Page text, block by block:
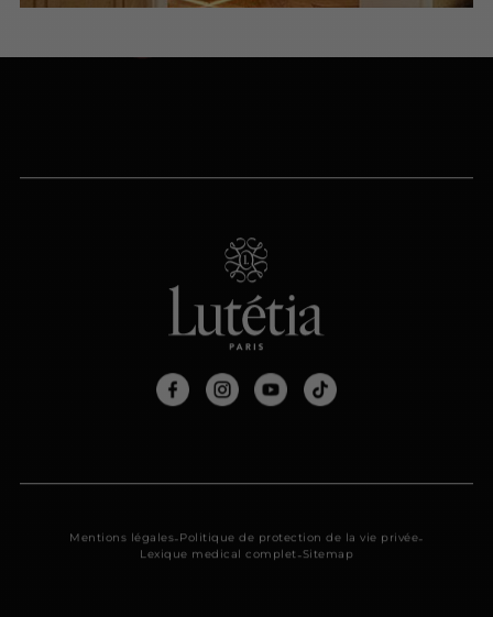
Mentions légales-Politique de protection de la vie privée-
Lexique medical complet-Sitemap